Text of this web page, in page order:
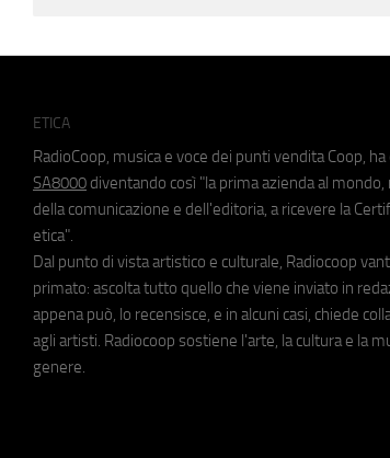
ETICA
RadioCoop, musica e voce dei punti vendita Coop,
SA8000 diventando così "la prima azienda al
della comunicazione e dell'editoria, a ricevere la
etica".
Dal punto di vista artistico e culturale, Radiocoop
primato: ascolta tutto quello che viene inviato in
appena può, lo recensisce, e in alcuni casi, chiede
agli artisti. Radiocoop sostiene l'arte, la cultura e la
genere.